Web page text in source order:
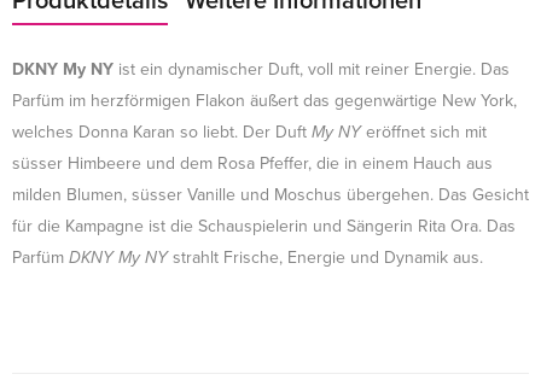
DKNY My NY ist ein dynamischer Duft, voll mit reiner Energie. Das
Parfüm im herzförmigen Flakon äußert das gegenwärtige New York,
welches Donna Karan so liebt. Der Duft My NYeröffnet sich mit
süsser Himbeere und dem Rosa Pfeffer, die in einem Hauch aus
milden Blumen, süsser Vanille und Moschus übergehen. Das Gesicht
für die Kampagne ist die Schauspielerin und Sängerin Rita Ora. Das
Parfüm DKNY My NYstrahlt Frische, Energie und Dynamik aus.